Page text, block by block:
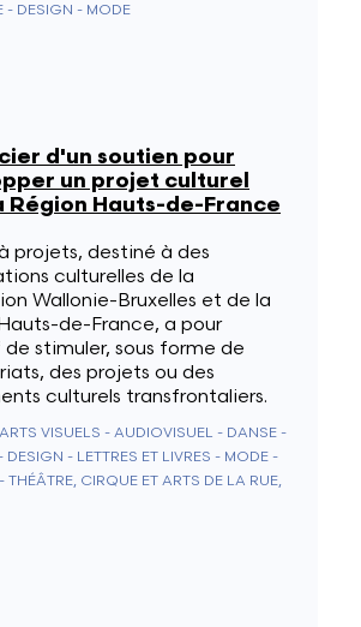
- DESIGN - MODE
d'un soutien pour
un projet culturel
Région Hauts-de-France
projets, destiné à des
culturelles de la
Wallonie-Bruxelles et de la
de-France, a pour
stimuler, sous forme de
des projets ou des
culturels transfrontaliers.
ARTS VISUELS - AUDIOVISUEL - DANSE -
DESIGN - LETTRES ET LIVRES - MODE -
THÉÂTRE, CIRQUE ET ARTS DE LA RUE,